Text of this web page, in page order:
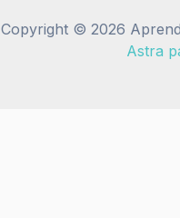
Copyright © 2026
Astra